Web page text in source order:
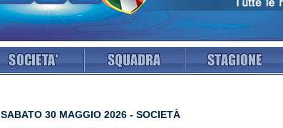
SABATO 30 MAGGIO 2026 - SOCIETÀ